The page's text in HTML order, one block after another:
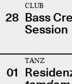
28
CLUB
Bass
Session
01
TANZ